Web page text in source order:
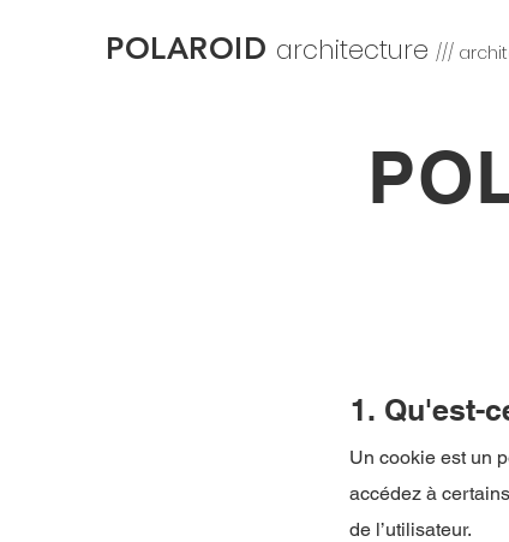
POLAROID architecture ///
1. Qu'est-
Un cookie est un
accédez à
de l’utilisateur.